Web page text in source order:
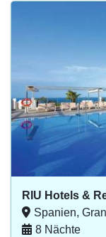
RIU Hotels &
Spanien,
8 Nächte